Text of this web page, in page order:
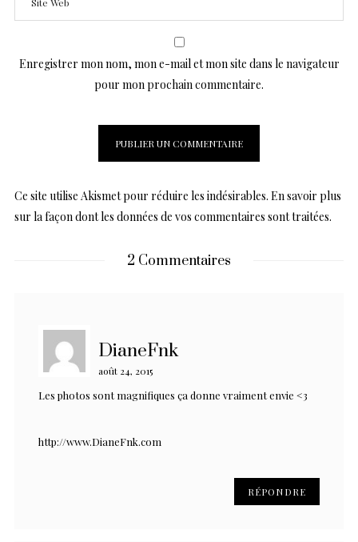
Enregistrer mon nom, mon e-mail et mon site dans le navigateur
pour mon prochain commentaire.
Ce site utilise Akismet pour réduire les indésirables. En savoir plus
sur la façon dont les données de vos commentaires sont traitées.
2 Commentaires
DianeFnk
août 24, 2015
Les photos sont magnifiques ça donne vraiment envie <3
http://www.DianeFnk.com
RÉPONDRE